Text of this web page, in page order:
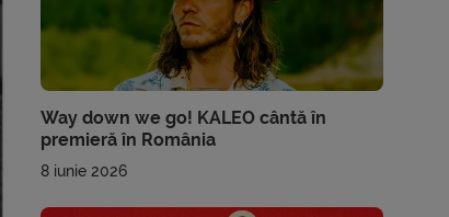
Way down we go! KALEO cântă în
premieră în România
8 iunie 2026